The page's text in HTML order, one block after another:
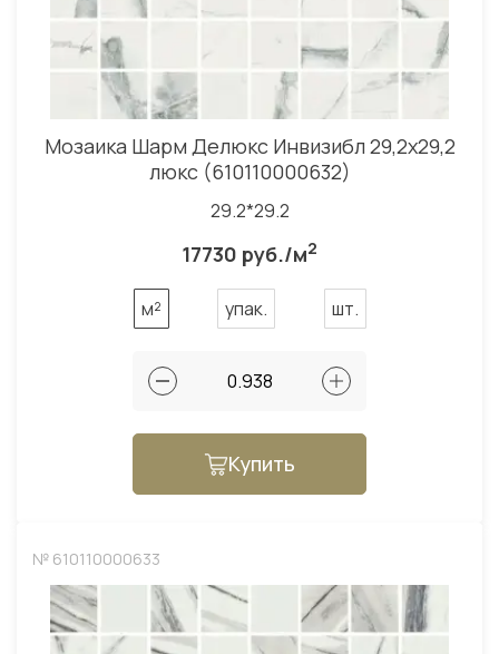
Мозаика Шарм Делюкс Инвизибл 29,2x29,2
люкс (610110000632)
29.2*29.2
17730 руб./м2
м² упак. шт.
Купить
№ 610110000633